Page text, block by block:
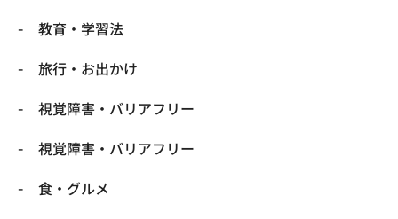
​教育・学習法
​旅行・お出かけ
​視覚障害・バリアフリー
​視覚障害・バリアフリー
​食・グルメ